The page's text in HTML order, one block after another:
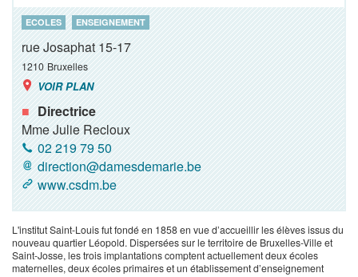
ECOLES ENSEIGNEMENT
rue Josaphat 15-17
1210 Bruxelles
VOIR PLAN
Directrice
Mme Julie Recloux
02 219 79 50
direction@damesdemarie.be
www.csdm.be
L'institut Saint-Louis fut fondé en 1858 en vue d’accueillir les élèves issus du
nouveau quartier Léopold. Dispersées sur le territoire de Bruxelles-Ville et
Saint-Josse, les trois implantations comptent actuellement deux écoles
maternelles, deux écoles primaires et un établissement d’enseignement